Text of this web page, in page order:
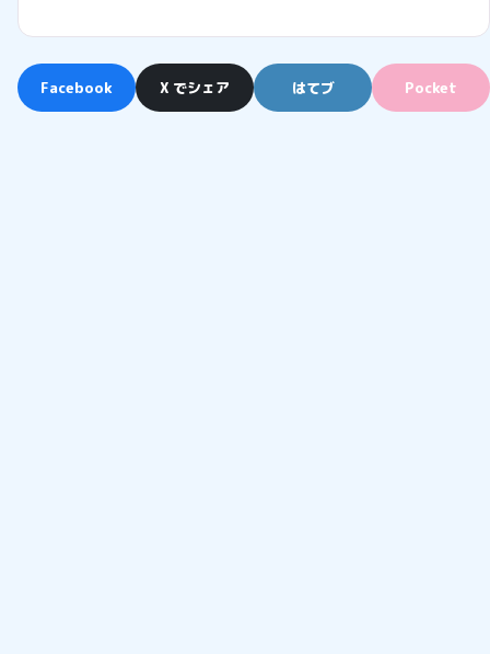
Facebook X でシェア はてブ Pocket